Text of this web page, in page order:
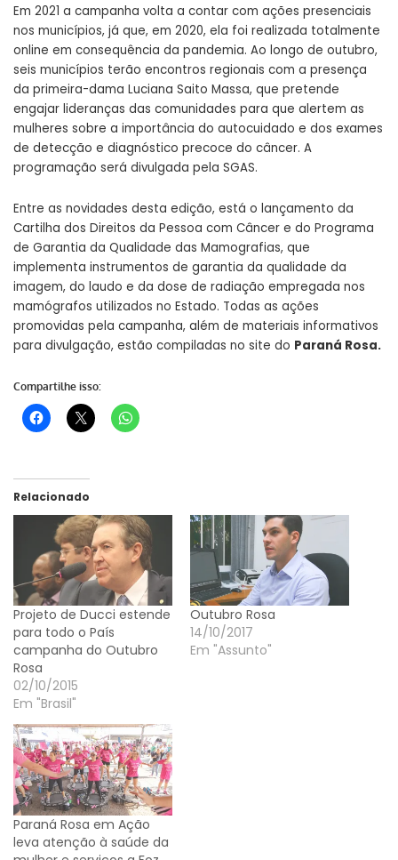
Em 2021 a campanha volta a contar com ações presenciais
nos municípios, já que, em 2020, ela foi realizada totalmente
online em consequência da pandemia. Ao longo de outubro,
seis municípios terão encontros regionais com a presença
da primeira-dama Luciana Saito Massa, que pretende
engajar lideranças das comunidades para que alertem as
mulheres sobre a importância do autocuidado e dos exames
de detecção e diagnóstico precoce do câncer. A
programação será divulgada pela SGAS.
Entre as novidades desta edição, está o lançamento da
Cartilha dos Direitos da Pessoa com Câncer e do Programa
de Garantia da Qualidade das Mamografias, que
implementa instrumentos de garantia da qualidade da
imagem, do laudo e da dose de radiação empregada nos
mamógrafos utilizados no Estado. Todas as ações
promovidas pela campanha, além de materiais informativos
para divulgação, estão compiladas no site do Paraná Rosa.
Compartilhe isso:
Relacionado
Projeto de Ducci estende
para todo o País
campanha do Outubro
Rosa
02/10/2015
Em "Brasil"
Outubro Rosa
14/10/2017
Em "Assunto"
Paraná Rosa em Ação
leva atenção à saúde da